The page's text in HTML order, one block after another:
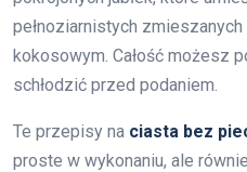
pełnoziarnistych zmieszanych
kokosowym. Całość możesz
schłodzić przed podaniem.
Te przepisy na ciasta bez
proste w wykonaniu, ale